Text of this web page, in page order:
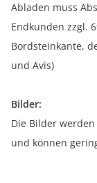
Abladen muss
Endkunden zzgl.
Bordsteinkante,
und Avis)
Bilder:
Die Bilder
und können